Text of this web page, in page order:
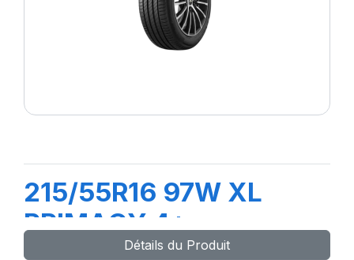
215/55R16 97W XL
PRIMACY 4+
Détails du Produit